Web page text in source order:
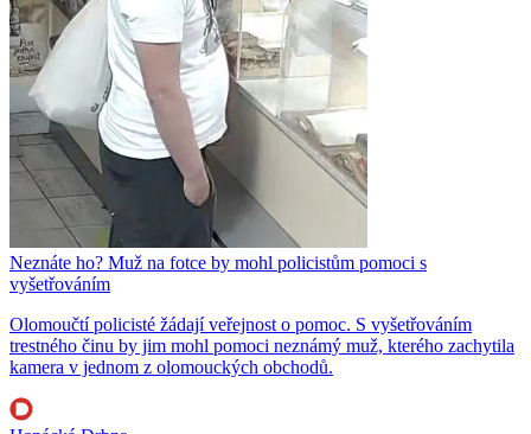
Neznáte ho? Muž na fotce by mohl policistům pomoci s
vyšetřováním
Olomoučtí policisté žádají veřejnost o pomoc. S vyšetřováním
trestného činu by jim mohl pomoci neznámý muž, kterého zachytila
kamera v jednom z olomouckých obchodů.